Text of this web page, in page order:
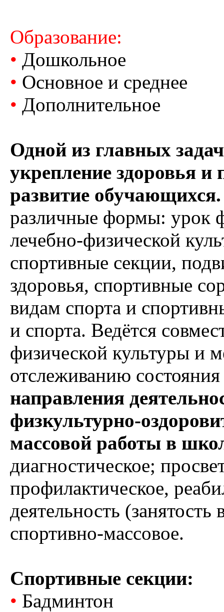
Образование:
• Дошкольное
• Основное и среднее
• Дополнительное
Одной из главных
укрепление здоровья и
развитие обучающихся.
различные формы: урок
лечебно-физической
спортивные секции,
здоровья, спортивные
видам спорта и
и спорта. Ведётся
физической культуры и
отслеживанию
направления
физкультурно-
массовой работы в
диагностическое;
профилактическое,
деятельность
спортивно-массовое.
Спортивные секции:
• Бадминтон